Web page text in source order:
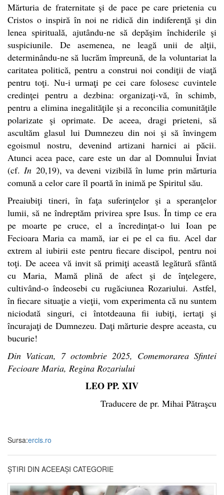
Mărturia de fraternitate şi de pace pe care prietenia cu
Cristos o inspiră în noi ne ridică din indiferenţă şi din
lenea spirituală, ajutându-ne să depăşim închiderile şi
suspiciunile. De asemenea, ne leagă unii de alţii,
determinându-ne să lucrăm împreună, de la voluntariat la
caritatea politică, pentru a construi noi condiţii de viaţă
pentru toţi. Nu-i urmaţi pe cei care folosesc cuvintele
credinţei pentru a dezbina: organizaţi-vă, în schimb,
pentru a elimina inegalităţile şi a reconcilia comunităţile
polarizate şi oprimate. De aceea, dragi prieteni, să
ascultăm glasul lui Dumnezeu din noi şi să învingem
egoismul nostru, devenind artizani harnici ai păcii.
Atunci acea pace, care este un dar al Domnului Înviat
(cf. In 20,19), va deveni vizibilă în lume prin mărturia
comună a celor care îl poartă în inimă pe Spiritul său.
Preaiubiţi tineri, în faţa suferinţelor şi a speranţelor
lumii, să ne îndreptăm privirea spre Isus. În timp ce era
pe moarte pe cruce, el a încredinţat-o lui Ioan pe
Fecioara Maria ca mamă, iar ei pe el ca fiu. Acel dar
extrem al iubirii este pentru fiecare discipol, pentru noi
toţi. De aceea vă invit să primiţi această legătură sfântă
cu Maria, Mamă plină de afect şi de înţelegere,
cultivând-o îndeosebi cu rugăciunea Rozariului. Astfel,
în fiecare situaţie a vieţii, vom experimenta că nu suntem
niciodată singuri, ci întotdeauna fii iubiţi, iertaţi şi
încurajaţi de Dumnezeu. Daţi mărturie despre aceasta, cu
bucurie!
Din Vatican, 7 octombrie 2025, Comemorarea Sfintei
Fecioare Maria, Regina Rozariului
LEO PP. XIV
Traducere de pr. Mihai Pătraşcu
Sursa:ercis.ro
ȘTIRI DIN ACEEAȘI CATEGORIE